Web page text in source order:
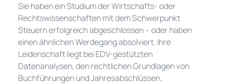
Sie haben ein Studium der Wirtschafts- oder
Rechtswissenschaften mit dem Schwerpunkt
Steuern erfolgreich abgeschlossen – oder haben
einen ähnlichen Werdegang absolviert. Ihre
Leidenschaft liegt bei EDV-gestützten
Datenanalysen, den rechtlichen Grundlagen von
Buchführungen und Jahresabschlüssen,